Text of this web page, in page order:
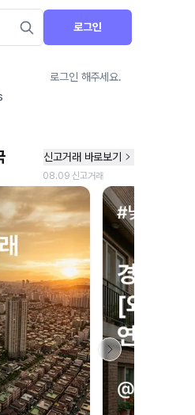
로그인
로그인 해주세요.